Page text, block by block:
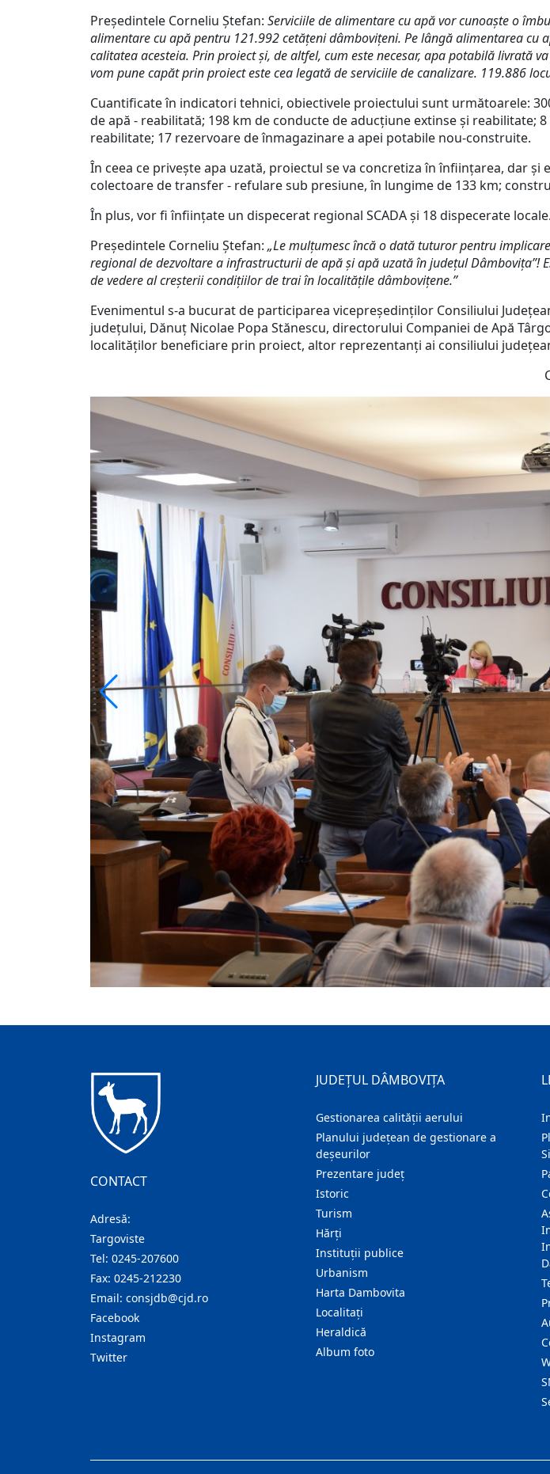
Președintele Corneliu Ștefan: Serviciile de alimentare cu apă vor cunoaște o
alimentare cu apă pentru 121.992 cetățeni dâmbovițeni. Pe lângă alimentarea cu
calitatea acesteia. Prin proiect și, de altfel, cum este necesar, apa potabilă
vom pune capăt prin proiect este cea legată de serviciile de canalizare. 119.886
Cuantificate în indicatori tehnici, obiectivele proiectului sunt următoarele:
de apă - reabilitată; 198 km de conducte de aducțiune extinse și
reabilitate; 17 rezervoare de înmagazinare a apei potabile nou-construite.
În ceea ce privește apa uzată, proiectul se va concretiza în înființarea, dar
colectoare de transfer - refulare sub presiune, în lungime de 133 km;
În plus, vor fi înființate un dispecerat regional SCADA și 18 dispecerate locale.
Președintele Corneliu Ștefan: „Le mulțumesc încă o dată tuturor pentru
regional de dezvoltare a infrastructurii de apă și apă uzată în județul
de vedere al creșterii condițiilor de trai în localitățile dâmbovițene.”
Evenimentul s-a bucurat de participarea vicepreședinților Consiliului
județului, Dănuț Nicolae Popa Stănescu, directorului Companiei de Apă
localităților beneficiare prin proiect, altor reprezentanți ai consiliului
CONTACT
Adresă:
Targoviste
Tel: 0245-207600
Fax: 0245-212230
Email: consjdb@cjd.ro
Facebook
Instagram
Twitter
JUDEȚUL DÂMBOVIȚA
Gestionarea calității aerului
Planului județean de gestionare a
deșeurilor
Prezentare judeţ
Istoric
Turism
Hărţi
Instituţii publice
Urbanism
Harta Dambovita
Localitaţi
Heraldică
Album foto